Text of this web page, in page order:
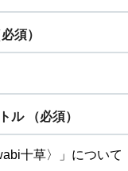
必須）
ル （必須）